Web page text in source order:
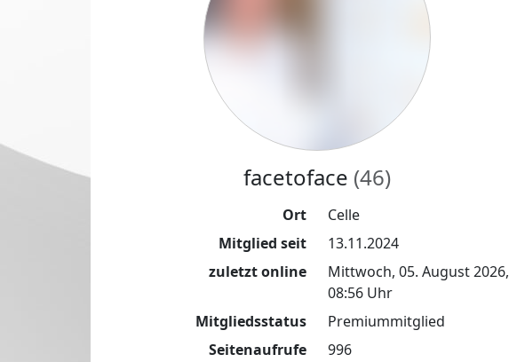
facetoface (46)
Ort
Celle
Mitglied seit
13.11.2024
zuletzt online
Mittwoch, 05. August 2026,
08:56 Uhr
Mitgliedsstatus
Premiummitglied
Seitenaufrufe
996